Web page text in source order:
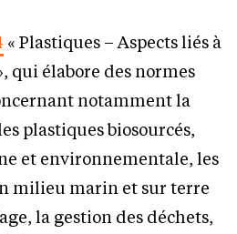
« Plastiques – Aspects liés à
qui élabore des normes
notamment la
plastiques biosourcés,
et environnementale, les
milieu marin et sur terre
la gestion des déchets,